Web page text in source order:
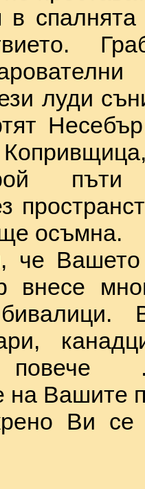
спалнята
луди
осъмна.
че Вашето
внесе
на Вашите
Ви се